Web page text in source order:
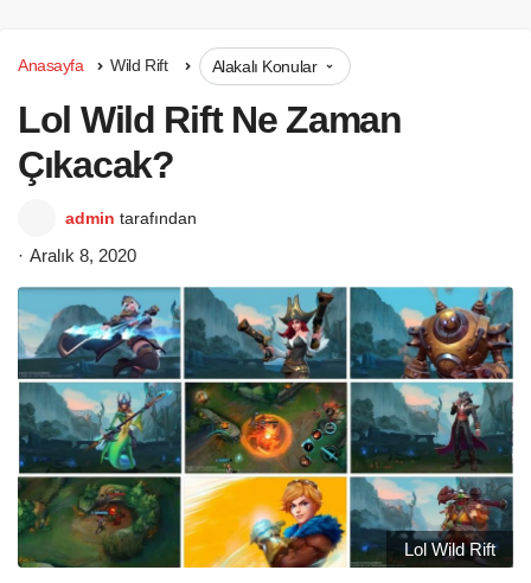
Anasayfa Wild Rift Alakalı Konular
Lol Wild Rift Ne Zaman
Çıkacak?
admin tarafından
Aralık 8, 2020
Lol Wild Rift